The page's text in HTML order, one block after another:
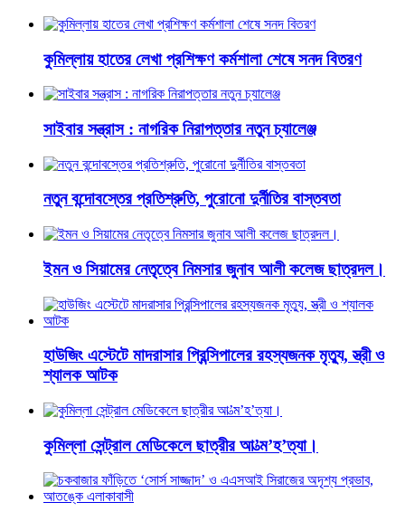
কুমিল্লায় হাতের লেখা প্রশিক্ষণ কর্মশালা শেষে সনদ বিতরণ
সাইবার সন্ত্রাস : নাগরিক নিরাপত্তার নতুন চ্যালেঞ্জ
নতুন বন্দোবস্তের প্রতিশ্রুতি, পুরোনো দুর্নীতির বাস্তবতা
ইমন ও সিয়ামের নেতৃত্বে নিমসার জুনাব আলী কলেজ ছাত্রদল।
হাউজিং এস্টেটে মাদরাসার প্রিন্সিপালের রহস্যজনক মৃত্যু, স্ত্রী ও
শ্যালক আটক
কুমিল্লা সেন্ট্রাল মেডিকেলে ছাত্রীর আ’ত্ম’হ’ত্যা।